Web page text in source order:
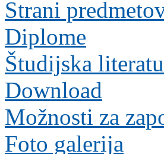
Strani
Diplome
Študijska
Download
Možnosti za
Foto galerija